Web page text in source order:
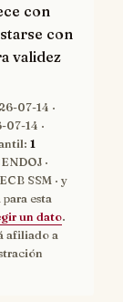
con
con
validez
07-14 ·
07-14 ·
1
·
SSM · y
esta
un dato.
afiliado a